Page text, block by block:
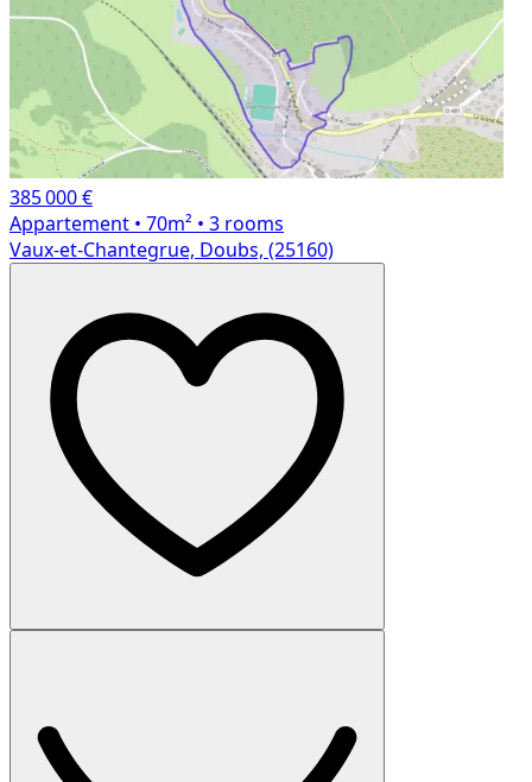
385 000 €
Appartement • 70m² • 3 rooms
Vaux-et-Chantegrue, Doubs, (25160)